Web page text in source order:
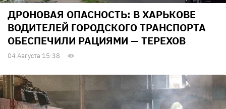
ДРОНОВАЯ ОПАСНОСТЬ: В ХАРЬКОВЕ
ВОДИТЕЛЕЙ ГОРОДСКОГО ТРАНСПОРТА
ОБЕСПЕЧИЛИ РАЦИЯМИ — ТЕРЕХОВ
04 Августа 15:38